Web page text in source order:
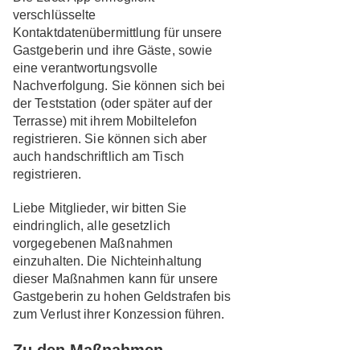
verschlüsselte
Kontaktdatenübermittlung für unsere
Gastgeberin und ihre Gäste, sowie
eine verantwortungsvolle
Nachverfolgung. Sie können sich bei
der Teststation (oder später auf der
Terrasse) mit ihrem Mobiltelefon
registrieren. Sie können sich aber
auch handschriftlich am Tisch
registrieren.
Liebe Mitglieder, wir bitten Sie
eindringlich, alle gesetzlich
vorgegebenen Maßnahmen
einzuhalten. Die Nichteinhaltung
dieser Maßnahmen kann für unsere
Gastgeberin zu hohen Geldstrafen bis
zum Verlust ihrer Konzession führen.